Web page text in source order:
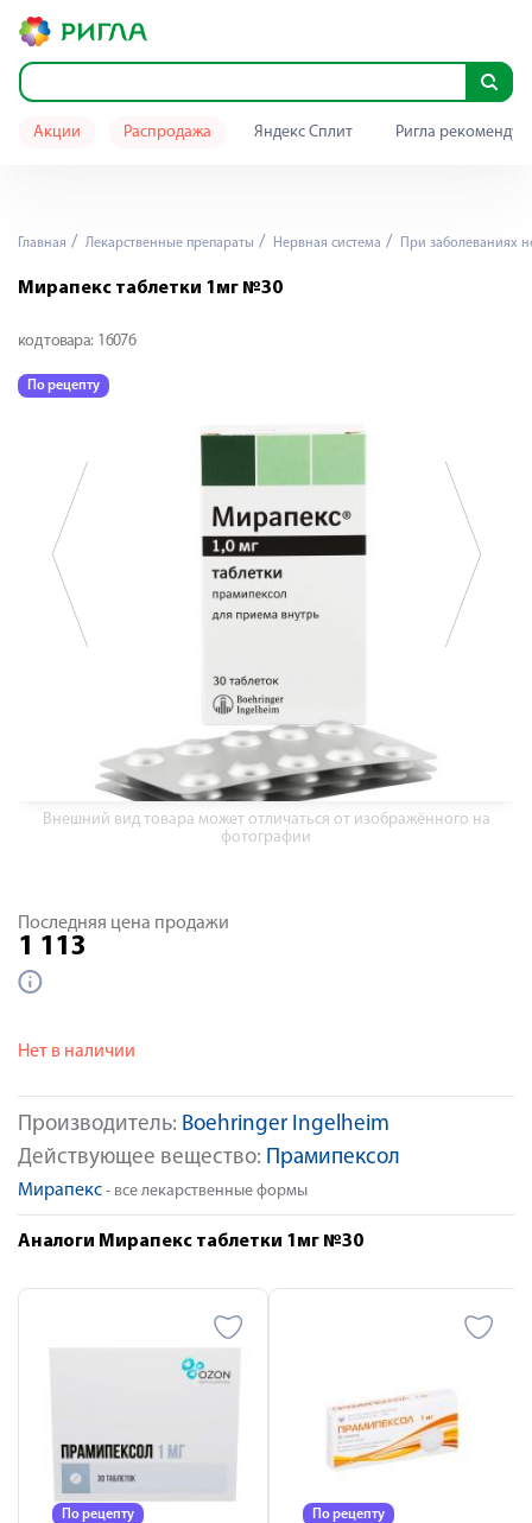
Акции Распродажа Яндекс Сплит Ригла
Главная Лекарственные препараты Нервная система При заболеваниях
Мирапекс таблетки 1мг №30
код товара: 16076
По рецепту
Внешний вид товара может отличаться от изображённого на
фотографии
Производитель: Boehringer Ingelheim
Действующее вещество: Прамипексол
Мирапекс - все лекарственные формы
Последняя цена продажи
1 113
Нет в наличии
Аналоги Мирапекс таблетки 1мг №30
По рецепту По рецепту